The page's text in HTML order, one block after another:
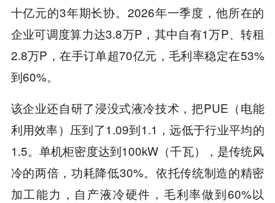
十亿元的3年期长协。2026年一季度，他所在的
企业可调度算力达3.8万P，其中自有1万P、转租
2.8万P，在手订单超70亿元，毛利率稳定在53%
到60%。
该企业还自研了浸没式液冷技术，把PUE（电能
利用效率）压到了1.09到1.1，远低于行业平均的
1.5。单机柜密度达到100kW（千瓦），是传统风
冷的两倍，功耗降低30%。依托传统制造的精密
加工能力，自产液冷硬件，毛利率做到60%以